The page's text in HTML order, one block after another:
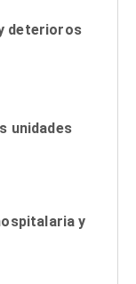
deterioros
unidades
y